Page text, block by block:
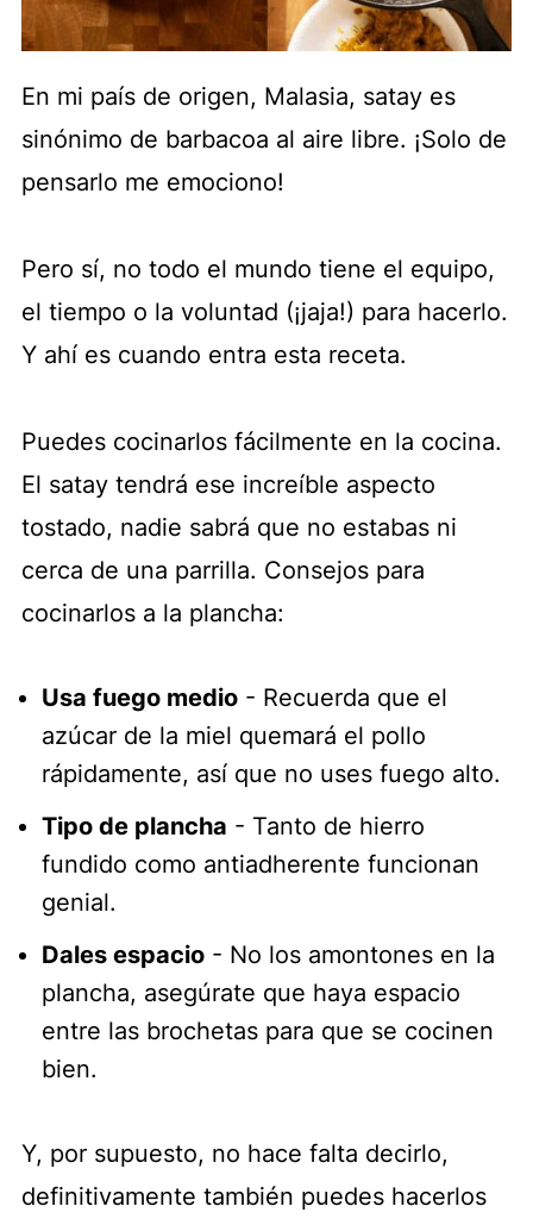
En mi país de origen, Malasia, satay es
sinónimo de barbacoa al aire libre. ¡Solo de
pensarlo me emociono!
Pero sí, no todo el mundo tiene el equipo,
el tiempo o la voluntad (¡jaja!) para hacerlo.
Y ahí es cuando entra esta receta.
Puedes cocinarlos fácilmente en la cocina.
El satay tendrá ese increíble aspecto
tostado, nadie sabrá que no estabas ni
cerca de una parrilla. Consejos para
cocinarlos a la plancha:
Usa fuego medio- Recuerda que el
azúcar de la miel quemará el pollo
rápidamente, así que no uses fuego alto.
Tipo de plancha - Tanto de hierro
fundido como antiadherente funcionan
genial.
Dales espacio- No los amontones en la
plancha, asegúrate que haya espacio
entre las brochetas para que se cocinen
bien.
Y, por supuesto, no hace falta decirlo,
definitivamente también puedes hacerlos